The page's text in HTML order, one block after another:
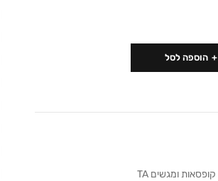
הוספה לסל
קופסאות ומגשים TA